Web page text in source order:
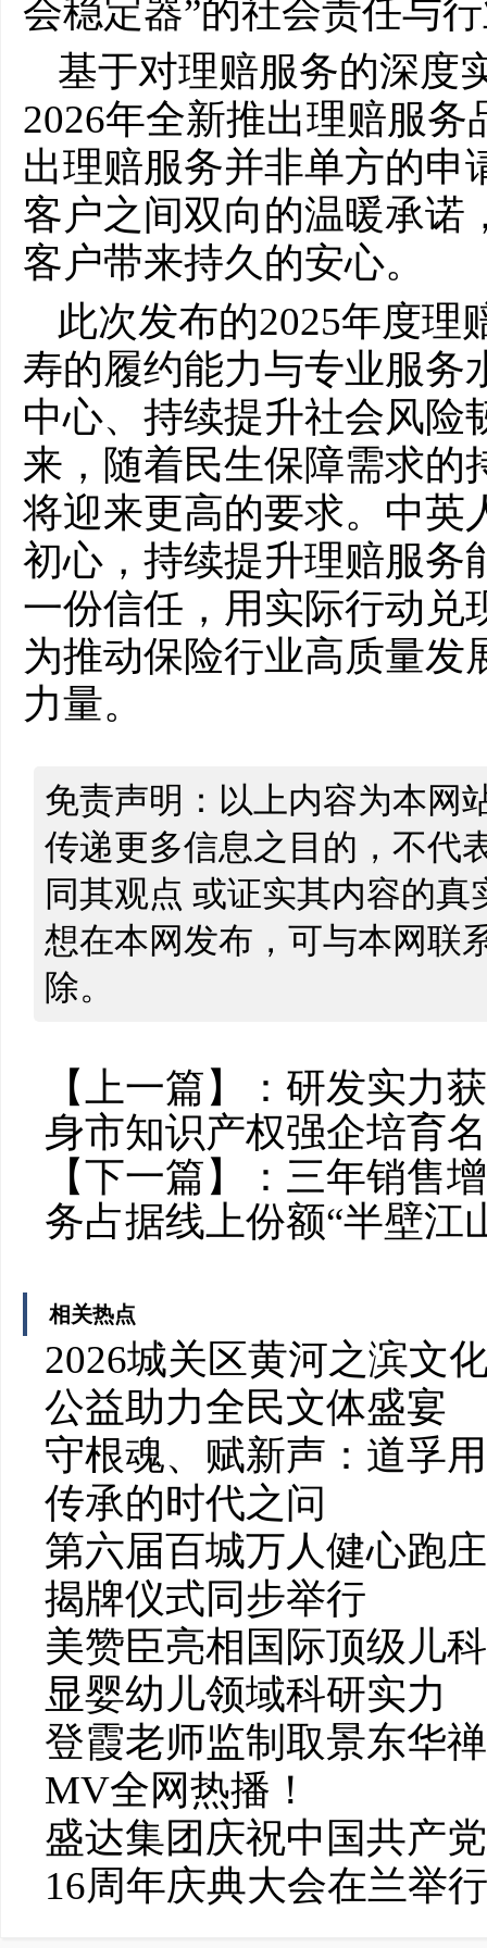
会稳定器”的社会责任与
基于对理赔服务的深度
2026年全新推出理赔服务
出理赔服务并非单方的申
客户之间双向的温暖承诺
客户带来持久的安心。
此次发布的2025年度理
寿的履约能力与专业服务
中心、持续提升社会风险
来，随着民生保障需求的
将迎来更高的要求。中英
初心，持续提升理赔服务
一份信任，用实际行动兑
为推动保险行业高质量发
力量。
免责声明：以上内容为本网
传递更多信息之目的，不代
同其观点 或证实其内容的
想在本网发布，可与本网联
除。
【上一篇】： 研发实力
身市知识产权强企培育
【下一篇】： 三年销售
务占据线上份额“半壁江
相关热点
2026城关区黄河之滨文
公益助力全民文体盛宴
守根魂、赋新声：道孚
传承的时代之问
第六届百城万人健心跑
揭牌仪式同步举行
美赞臣亮相国际顶级儿
显婴幼儿领域科研实力
登霞老师监制取景东华
MV全网热播！
盛达集团庆祝中国共产
16周年庆典大会在兰举行